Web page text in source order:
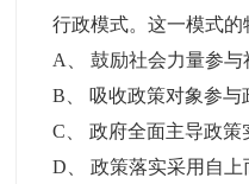
行政模式。这一模式的
A
、鼓励社会力量参与
B
吸收政策对象参与
C 、政府全面主导政策
D 、政策落实采用自